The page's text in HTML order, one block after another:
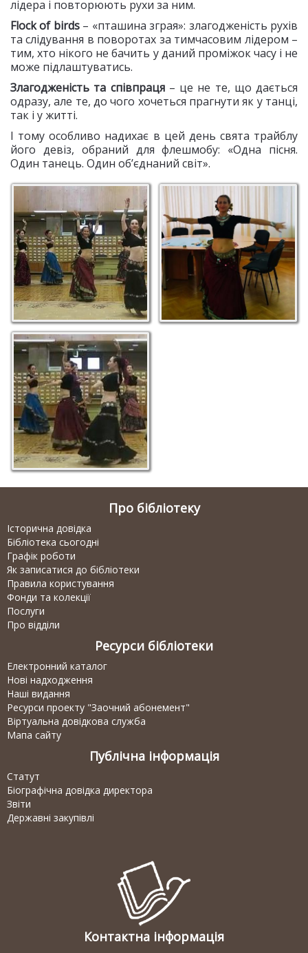
лідера і повторюють рухи за ним.
Flock of birds– «пташина зграя»: злагодженість рухів
та слідування в поворотах за тимчасовим лідером –
тим, хто нікого не бачить у даний проміжок часу і не
може підлаштуватись.
Злагодженість та співпраця– це не те, що дається
одразу, але те, до чого хочеться прагнути як у танці,
так і у житті.
І тому особливо надихає в цей день свята трайблу
його девіз, обраний для флешмобу: «Одна пісня.
Один танець. Один об’єднаний світ».
Про бібліотеку
Історична довідка
Бібліотека сьогодні
Графік роботи
Як записатися до бібліотеки
Правила користування
Фонди та колекції
Послуги
Про відділи
Ресурси бібліотеки
Електронний каталог
Нові надходження
Наші видання
Ресурси проекту "Заочний абонемент"
Віртуальна довідкова служба
Мапа сайту
Публічна інформація
Статут
Біографічна довідка директора
Звіти
Державні закупівлі
Контактна інформація